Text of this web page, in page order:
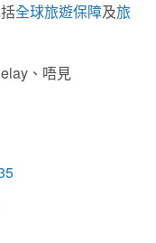
全球旅遊保障及旅
、唔見